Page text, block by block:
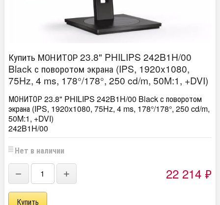
Купить МОНИТОР 23.8" PHILIPS 242B1H/00
Black с поворотом экрана (IPS, 1920x1080,
75Hz, 4 ms, 178°/178°, 250 cd/m, 50M:1, +DVI)
МОНИТОР 23.8" PHILIPS 242B1H/00 Black с поворотом
экрана (IPS, 1920x1080, 75Hz, 4 ms, 178°/178°, 250 cd/m,
50M:1, +DVI)
242B1H/00
Нет в наличии
− + 22 214 ₽